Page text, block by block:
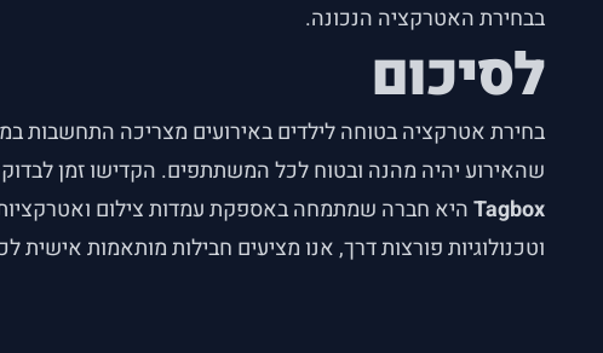
בבחירת האטרקציה הנכונה.
לסיכום
בחירת אטרקציה בטוחה לילדים באירועים מצריכה התחשבות
שהאירוע יהיה מהנה ובטוח לכל המשתתפים. הקדישו זמן
Tagboxהיא חברה שמתמחה באספקת עמדות צילום
וטכנולוגיות פורצות דרך, אנו מציעים חבילות מותאמות